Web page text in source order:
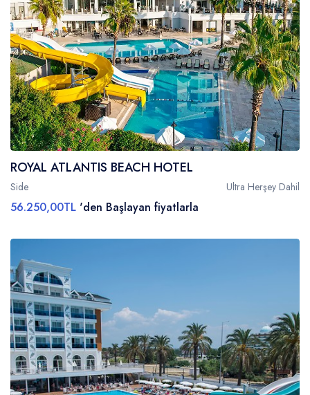
ROYAL ATLANTIS BEACH HOTEL
Side Ultra Herşey Dahil
56.250,00TL 'den Başlayan fiyatlarla